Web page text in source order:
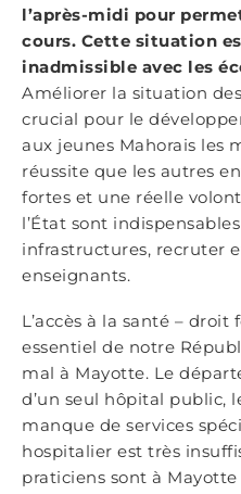
l’après-midi pour
cours. Cette situation
inadmissible avec les
Améliorer la situation
crucial pour le
aux jeunes Mahorais les
réussite que les autres
fortes et une réelle
l’État sont
infrastructures, recruter
enseignants.
L’accès à la santé –
essentiel de notre
mal à Mayotte. Le
d’un seul hôpital public,
manque de services
hospitalier est très
praticiens sont à